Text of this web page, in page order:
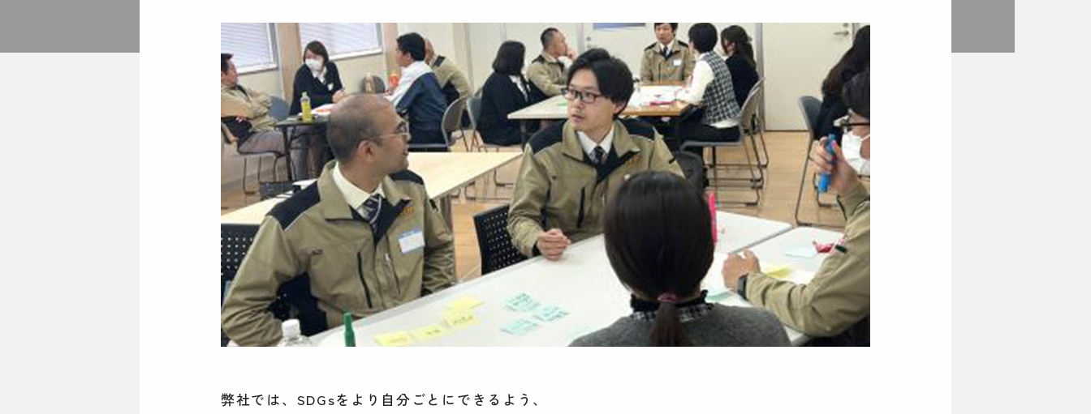
弊社では、SDGsをより自分ごとにできるよう、